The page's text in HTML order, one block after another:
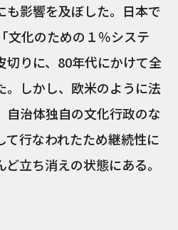
も影響を及ぼした。日本で
文化のための１％システ
切りに、80年代にかけて全
。しかし、欧米のように法
自治体独自の文化行政のな
行なわれたため継続性に
立ち消えの状態にある。